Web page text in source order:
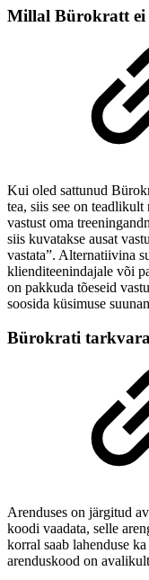
Millal Bürokratt ei
Kui oled sattunud
tea, siis see on
vastust oma
siis kuvatakse ausat
vastata”. Alternatiivina
klienditeenindajale või
on pakkuda tõeseid
soosida küsimuse
Bürokrati
Arenduses on järgitud
koodi vaadata, selle
korral saab lahenduse
arenduskood on